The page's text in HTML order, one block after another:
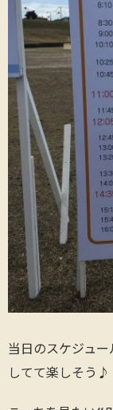
当日のスケジュ
してて楽しそう♪